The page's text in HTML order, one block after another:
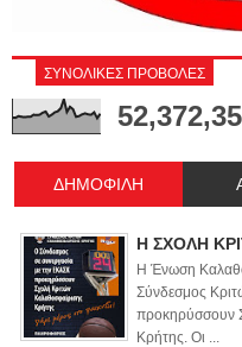
ΣΥΝΟΛΙΚΕΣ ΠΡΟΒΟΛΕΣ
ΔΗΜΟΦΙΛΗ
Η ΣΧΟΛΗ
Η Ένωση
Σύνδεσμος
προκηρύσσουν
Κρήτης. Οι ...